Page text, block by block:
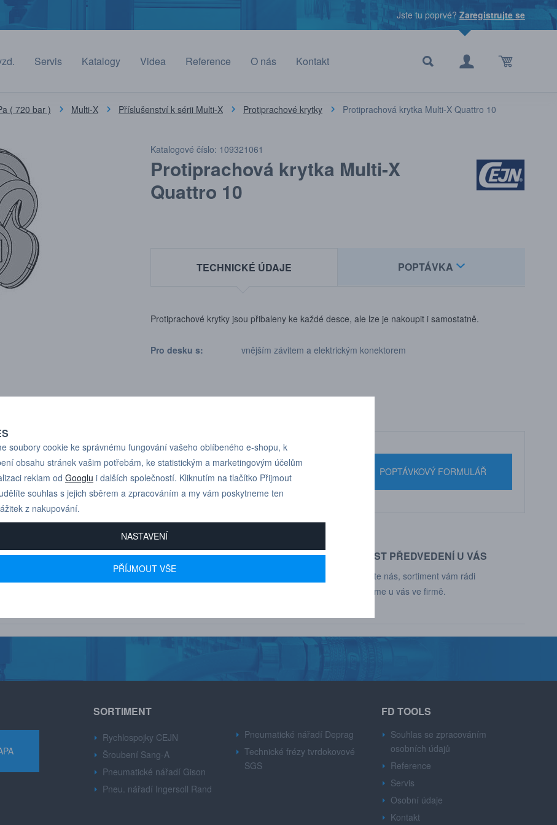
Jste tu poprvé? Zaregistrujte se
Servis Katalogy Videa Reference O nás Kontakt
( 720 bar ) Multi-X Příslušenství k sérii Multi-X Protiprachové krytky Protiprachová krytka Multi-X Quattro 10
Katalogové číslo: 109321061
Protiprachová krytka Multi-X
Quattro 10
TECHNICKÉ ÚDAJE POPTÁVKA
Protiprachové krytky jsou přibaleny ke každé desce, ale lze je nakoupit i samostatně.
Pro desku s: vnějším závitem a elektrickým konektorem
Pro technické dotazy
nebo poptávky volejte
+420 731 517 942 POPTÁVKOVÝ FORMULÁŘ
600+ FIREM AUTORIZOVANÝ DEALER
Značek CEJN, Gison, Ingersoll Rand, Deprag,
MOŽNOST PŘEDVEDENÍ U VÁS
Kontaktujte nás, sortiment vám rádi
představíme u vás ve firmě.
SORTIMENT
Rychlospojky CEJN
Šroubení Sang-A
Pneumatické nářadí Gison
Pneu. nářadí Ingersoll Rand
Pneumatické nářadí Deprag
Technické frézy tvrdokovové
SGS
FD TOOLS
Souhlas se zpracováním
osobních údajů
Reference
Servis
Osobní údaje
Kontakt
soubory cookie ke správnému fungování vašeho oblíbeného e-shopu, k
obsahu stránek vašim potřebám, ke statistickým a marketingovým účelům
reklam od Googlu i dalších společností. Kliknutím na tlačítko Přijmout
souhlas s jejich sběrem a zpracováním a my vám poskytneme ten
z nakupování.
NASTAVENÍ
PŘÍJMOUT VŠE